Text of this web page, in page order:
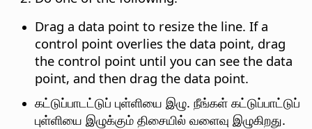
Drag a data point to resize the line. If a
control point overlies the data point, drag
the control point until you can see the data
point, and then drag the data point.
கட்டுப்பாடட்டுப் புள்ளியை இழு. நீங்கள் கட்டுப்பாட்டுப்
புள்ளியை இழுக்கும் திசையில் வளைவு இழுகிறது.